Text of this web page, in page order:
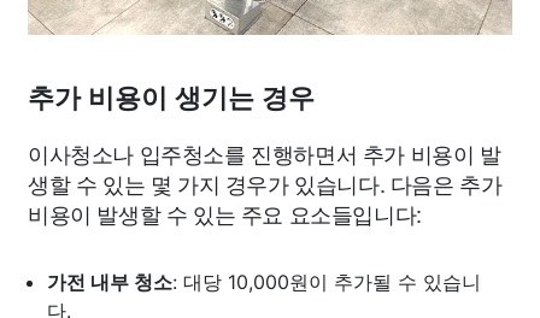
추가 비용이 생기는 경우
이사청소나 입주청소를 진행하면서 추가 비용이 발
생할 수 있는 몇 가지 경우가 있습니다. 다음은 추가
비용이 발생할 수 있는 주요 요소들입니다:
가전 내부 청소: 대당 10,000원이 추가될 수 있습니
다.